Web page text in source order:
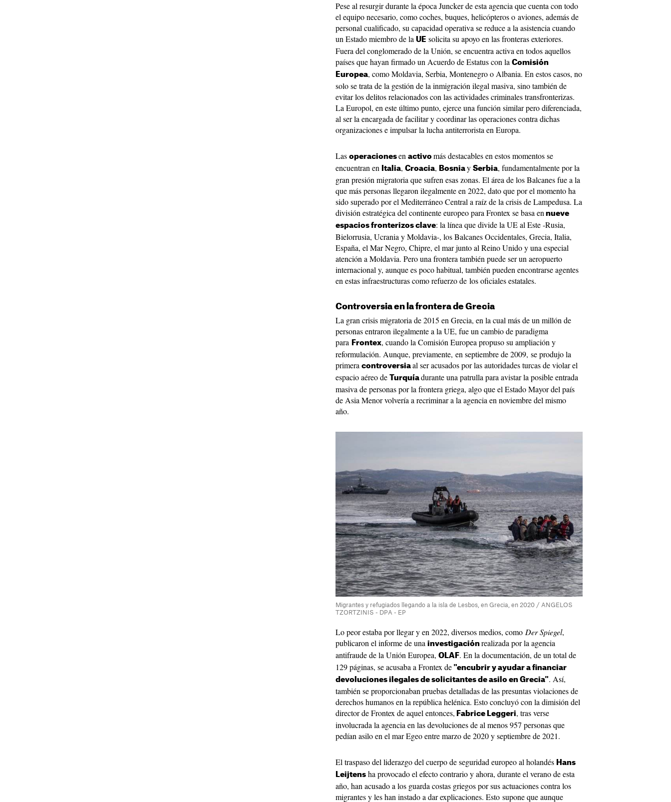
Pese al resurgir durante la época Juncker de esta agencia que cuenta con todo
el equipo necesario, como coches, buques, helicópteros o aviones, además de
personal cualificado, su capacidad operativa se reduce a la asistencia cuando
un Estado miembro de la UE solicita su apoyo en las fronteras exteriores.
Fuera del conglomerado de la Unión, se encuentra activa en todos aquellos
países que hayan firmado un Acuerdo de Estatus con la Comisión
Europea, como Moldavia, Serbia, Montenegro o Albania. En estos casos, no
solo se trata de la gestión de la inmigración ilegal masiva, sino también de
evitar los delitos relacionados con las actividades criminales transfronterizas.
La Europol, en este último punto, ejerce una función similar pero diferenciada,
al ser la encargada de facilitar y coordinar las operaciones contra dichas
organizaciones e impulsar la lucha antiterrorista en Europa.
Las operaciones en activo más destacables en estos momentos se
encuentran en
Italia, Croacia, Bosnia y Serbia, fundamentalmente por la
gran presión migratoria que sufren esas zonas. El área de los Balcanes fue a la
que más personas llegaron ilegalmente en 2022, dato que por el momento ha
sido superado por el Mediterráneo Central a raíz de la crisis de Lampedusa. La
división estratégica del continente europeo para Frontex se basa en nueve
espacios fronterizos clave: la línea que divide la UE al Este -Rusia,
Bielorrusia, Ucrania y Moldavia-, los Balcanes Occidentales, Grecia, Italia,
España, el Mar Negro, Chipre, el mar junto al Reino Unido y una especial
atención a Moldavia. Pero una frontera también puede ser un aeropuerto
internacional y, aunque es poco habitual, también pueden encontrarse agentes
en estas infraestructuras como refuerzo de los oficiales estatales.
Controversia en la frontera de Grecia
La gran crisis migratoria de 2015 en Grecia, en la cual más de un millón de
personas entraron ilegalmente a la UE, fue un cambio de paradigma
para
Frontex, cuando la Comisión Europea propuso su ampliación y
reformulación. Aunque, previamente, en septiembre de 2009, se produjo la
primera controversia al ser acusados por las autoridades turcas de violar el
espacio aéreo de
Turquía durante una patrulla para avistar la posible entrada
masiva de personas por la frontera griega, algo que el Estado Mayor del país
de Asia Menor volvería a recriminar a la agencia en noviembre del mismo
año.
Migrantes y refugiados llegando a la isla de Lesbos, en Grecia, en 2020 / ANGELOS
TZORTZINIS - DPA - EP
Lo peor estaba por llegar y en 2022, diversos medios, como Der Spiegel,
publicaron el informe de una investigación realizada por la agencia
antifraude de la Unión Europea, OLAF. En la documentación, de un total de
129 páginas, se acusaba a Frontex de "encubrir y ayudar a financiar
devoluciones ilegales de solicitantes de asilo en Grecia". Así,
también se proporcionaban pruebas detalladas de las presuntas violaciones de
derechos humanos en la república helénica. Esto concluyó con la dimisión del
director de Frontex de aquel entonces, Fabrice Leggeri, tras verse
involucrada la agencia en las devoluciones de al menos 957 personas que
pedían asilo en el mar Egeo entre marzo de 2020 y septiembre de 2021.
El traspaso del liderazgo del cuerpo de seguridad europeo al holandés Hans
Leijtens ha provocado el efecto contrario y ahora, durante el verano de esta
año, han acusado a los guarda costas griegos por sus actuaciones contra los
migrantes y les han instado a dar explicaciones. Esto supone que aunque